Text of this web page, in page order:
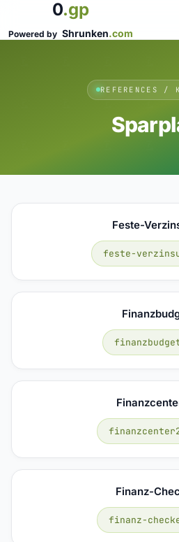
0.gp
Powered by Shrunken.com
REFERENCES /
Feste-
feste-
Finanz-
finanz-